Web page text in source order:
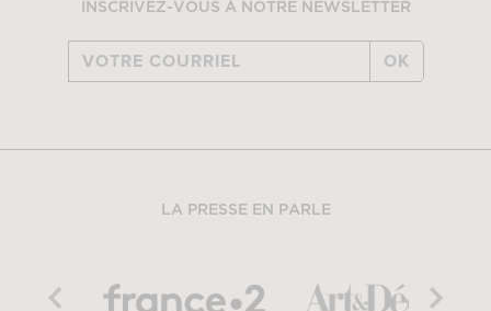
INSCRIVEZ-VOUS À NOTRE NEWSLETTER
OK
LA PRESSE EN PARLE